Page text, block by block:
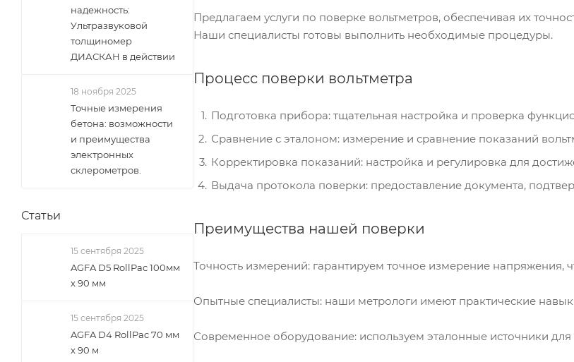
Предлагаем услуги по поверке вольтметров, обеспечивая их
Наши специалисты готовы выполнить необходимые процедуры.
Процесс поверки вольтметра
Подготовка прибора: тщательная настройка и проверка
Сравнение с эталоном: измерение и сравнение показаний
Корректировка показаний: настройка и регулировка для
Выдача протокола поверки: предоставление документа,
Преимущества нашей поверки
Точность измерений: гарантируем точное измерение напряжения,
Опытные специалисты: наши метрологи имеют практические
Современное оборудование: используем эталонные источники
надежность:
Ультразвуковой
толщиномер
ДИАСКАН в действии
18 ноября 2025
Точные измерения
бетона: возможности
и преимущества
электронных
склерометров.
Статьи
15 сентября 2025
AGFA D5 RollPac 100мм
х 90 мм
15 сентября 2025
AGFA D4 RollPac 70 мм
x 90 м